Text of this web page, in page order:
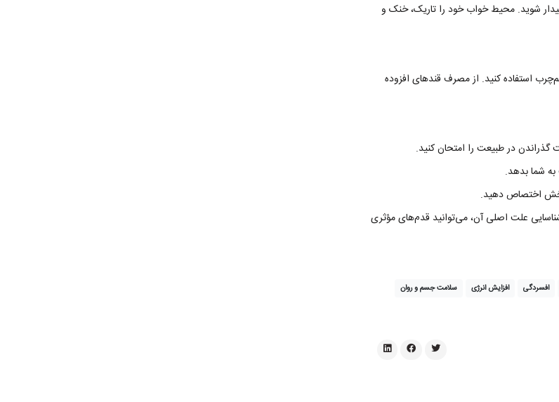
شوید. محیط خواب خود را تاریک، خنک و
استفاده کنید. از مصرف قندهای افزوده
در طبیعت را امتحان کنید.
به شما بدهد.
اختصاص دهید.
علت اصلی آن، می‌توانید قدم‌های مؤثری
افسردگی افزایش انرژی
سلامت جسم و روان